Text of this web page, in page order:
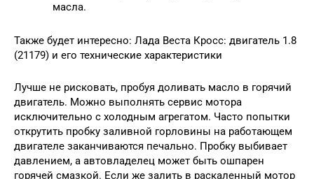
масла.
Также будет интересно: Лада Веста Кросс: двигатель 1.8
(21179) и его технические характеристики
Лучше не рисковать, пробуя доливать масло в горячий
двигатель. Можно выполнять сервис мотора
исключительно с холодным агрегатом. Часто попытки
открутить пробку заливной горловины на работающем
двигателе заканчиваются печально. Пробку выбивает
давлением, а автовладелец может быть ошпарен
горячей смазкой. Если же залить в раскаленный мотор